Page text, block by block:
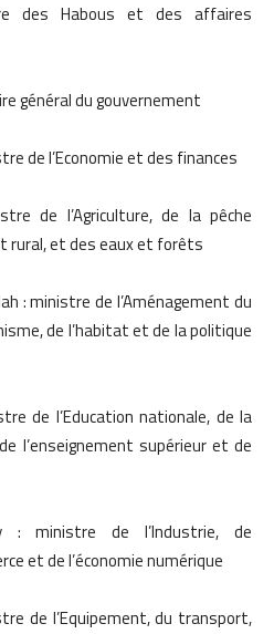
des Habous et des affaires
général du gouvernement
de l’Economie et des finances
de l’Agriculture, de la pêche
rural, et des eaux et forêts
: ministre de l’Aménagement du
de l’habitat et de la politique
de l’Education nationale, de la
l’enseignement supérieur et de
: ministre de l’Industrie, de
et de l’économie numérique
de l’Equipement, du transport,